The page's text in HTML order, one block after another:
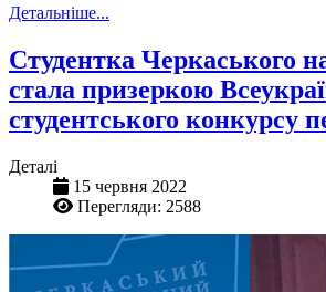
Детальніше...
Студентка Черкаського
стала призеркою
студентського конкурсу
Деталі
15 червня 2022
Перегляди: 2588